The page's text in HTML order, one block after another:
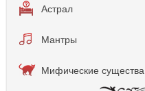
Астрал
Мантры
Мифические существа